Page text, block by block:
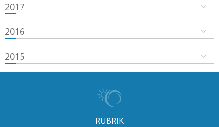
2017
2016
2015
RUBRIK